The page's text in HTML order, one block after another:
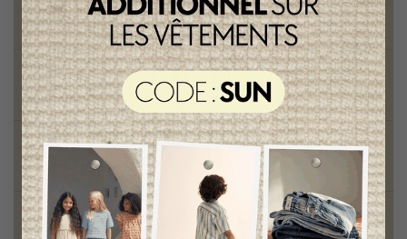
Livraison gratuite
sur toute commande de 100 $ et plus
Vêtements chics et tendances
pour mamans et enfants
Style et élégance
qualité remarquable
Fondation des étoiles